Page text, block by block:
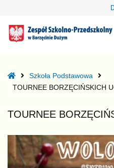
BORZĘCIŃSKICH
UCZNIÓW
HomeSzkoła Podstawowa
TOURNEE BORZĘCIŃSKICH
TOURNEE